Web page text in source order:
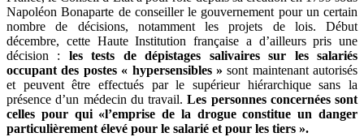
Napoléon Bonaparte de conseiller le gouvernement pour un certain
nombre de décisions, notamment les projets de lois. Début
décembre, cette Haute Institution française a d’ailleurs pris une
décision : les tests de dépistages salivaires sur les salariés
occupant des postes « hypersensibles » sont maintenant autorisés
et peuvent être effectués par le supérieur hiérarchique sans la
présence d’un médecin du travail.Les personnes concernées sont
celles pour qui «l’emprise de la drogue constitue un danger
particulièrement élevé pour le salarié et pour les tiers ».